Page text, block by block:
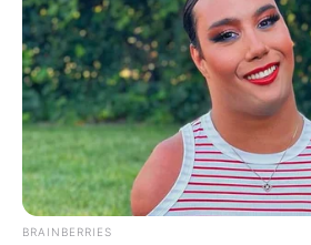
നടത്തിയ സുദീര്‍ഘമായ
പ്രധാനമന്ത്രിയുടെ വാക്കുകള്‍.
BRAINBERRIES